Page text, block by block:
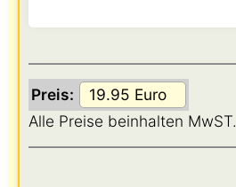
Preis:
Alle Preise beinhalten MwST.